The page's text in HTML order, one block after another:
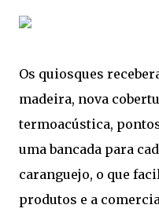
Os quiosques
madeira, nova
termoacústica,
uma bancada para
caranguejo, o que
produtos e a